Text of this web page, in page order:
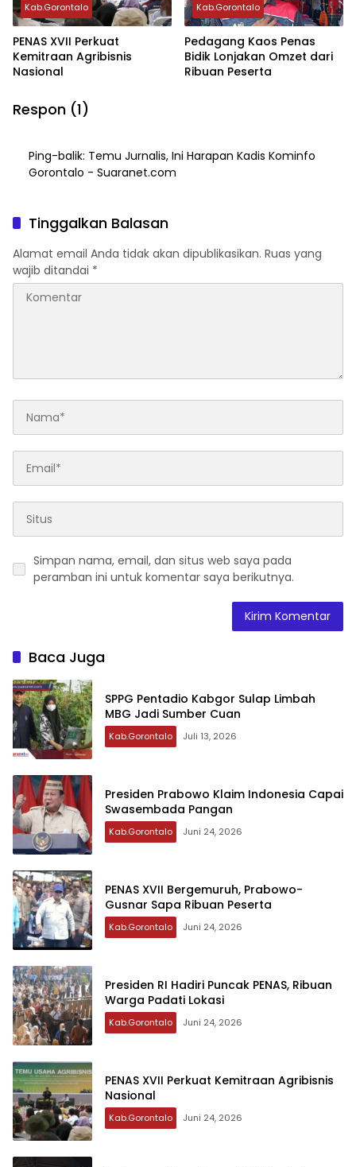
Kab.Gorontalo
PENAS XVII Perkuat
Kemitraan Agribisnis
Nasional
Kab.Gorontalo
Pedagang Kaos Penas
Bidik Lonjakan Omzet dari
Ribuan Peserta
Respon (1)
Ping-balik: Temu Jurnalis, Ini Harapan Kadis Kominfo
Gorontalo - Suaranet.com
Tinggalkan Balasan
Alamat email Anda tidak akan dipublikasikan. Ruas yang
wajib ditandai *
Simpan nama, email, dan situs web saya pada
peramban ini untuk komentar saya berikutnya.
Baca Juga
‎SPPG Pentadio Kabgor Sulap Limbah
MBG Jadi Sumber Cuan ‎‎
Kab.Gorontalo Juli 13, 2026
Presiden Prabowo Klaim Indonesia Capai
Swasembada Pangan
Kab.Gorontalo Juni 24, 2026
PENAS XVII Bergemuruh, Prabowo-
Gusnar Sapa Ribuan Peserta
Kab.Gorontalo Juni 24, 2026
Presiden RI Hadiri Puncak PENAS, Ribuan
Warga Padati Lokasi
Kab.Gorontalo Juni 24, 2026
PENAS XVII Perkuat Kemitraan Agribisnis
Nasional
Kab.Gorontalo Juni 24, 2026